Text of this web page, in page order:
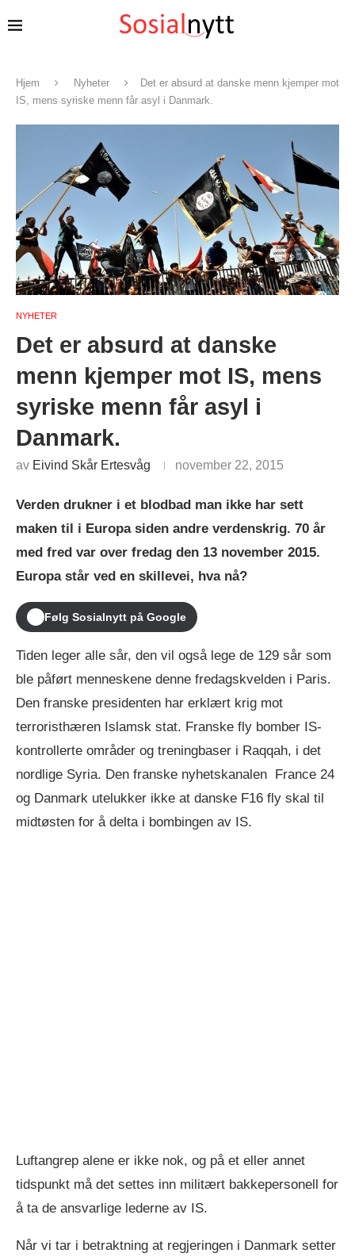
Hjem Nyheter
Det er absurd at danske menn kjemper mot
IS, mens syriske menn får asyl i Danmark.
NYHETER
Det er absurd at danske
menn kjemper mot IS, mens
syriske menn får asyl i
Danmark.
av Eivind Skår Ertesvåg november 22, 2015
Verden drukner i et blodbad man ikke har sett
maken til i Europa siden andre verdenskrig. 70 år
med fred var over fredag den 13 november 2015.
Europa står ved en skillevei, hva nå?
Følg Sosialnytt på Google
Tiden leger alle sår, den vil også lege de 129 sår som
ble påført menneskene denne fredagskvelden i Paris.
Den franske presidenten har erklært krig mot
terroristhæren Islamsk stat. Franske fly bomber IS-
kontrollerte områder og treningbaser i Raqqah, i det
nordlige Syria. Den franske nyhetskanalen France 24
og Danmark utelukker ikke at danske F16 fly skal til
midtøsten for å delta i bombingen av IS.
Luftangrep alene er ikke nok, og på et eller annet
tidspunkt må det settes inn militært bakkepersonell for
å ta de ansvarlige lederne av IS.
Når vi tar i betraktning at regjeringen i Danmark setter